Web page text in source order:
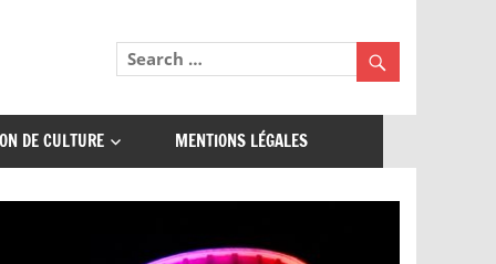
DE CULTURE MENTIONS LÉGALES